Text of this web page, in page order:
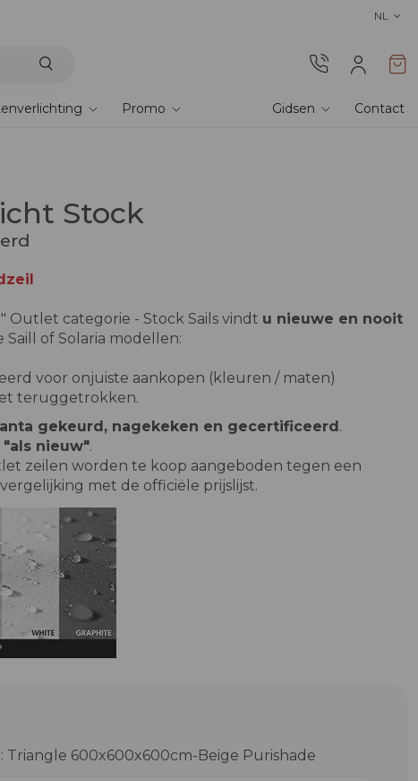
! Bestel stalen en
NL
Promo Gidsen Contact
Stock
Outlet categorie - Stock Sails vindt u nieuwe en nooit
Saill of Solaria modellen:
voor onjuiste aankopen (kleuren / maten)
teruggetrokken.
gekeurd, nagekeken en gecertificeerd.
"als nieuw".
zeilen worden te koop aangeboden tegen een
met de officiële prijslijst.
Triangle 600x600x600cm-Beige Purishade